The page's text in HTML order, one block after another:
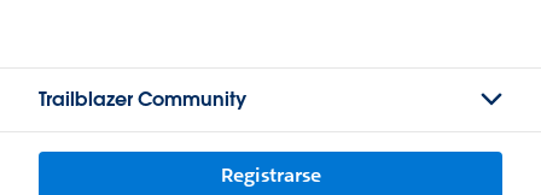
Trailblazer Community
Registrarse